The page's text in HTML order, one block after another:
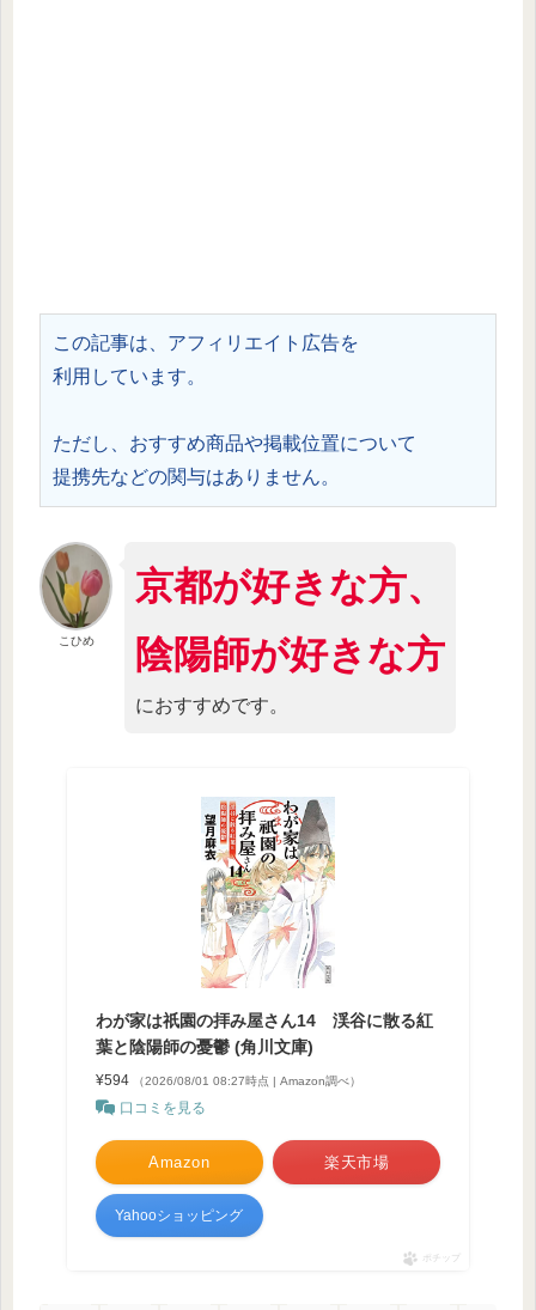
この記事は、アフィリエイト広告を
利用しています。
ただし、おすすめ商品や掲載位置について
提携先などの関与はありません。
こひめ
京都が好きな方、
陰陽師が好きな方
におすすめです。
わが家は祇園の拝み屋さん14 渓谷に散る紅
葉と陰陽師の憂鬱 (角川文庫)
¥594 （2026/08/01 08:27時点 | Amazon調べ）
口コミを見る
Amazon 楽天市場
Yahooショッピング
ポチップ